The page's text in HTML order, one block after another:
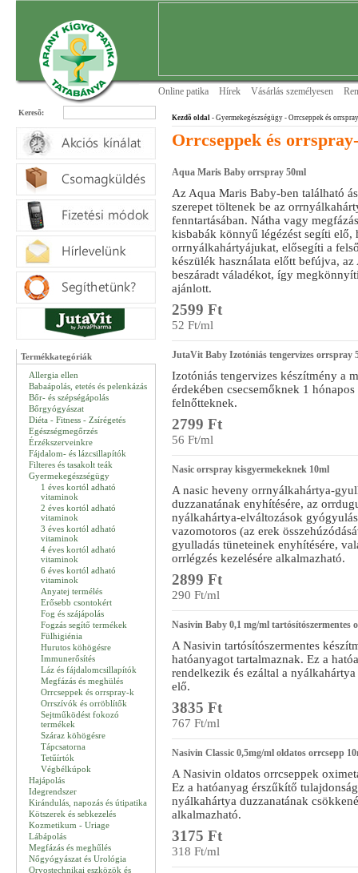
Online patika Hírek Vásárlás személyesen
Keresõ:
Termékkategóriák
Allergia ellen
Babaápolás, etetés és pelenkázás
Bőr- és szépségápolás
Bőrgyógyászat
Diéta - Fitness - Zsírégetés
Egészségmegőrzés
Érzékszerveinkre
Fájdalom- és lázcsillapítók
Filteres és tasakolt teák
Gyermekegészségügy
1 éves kortól adható
vitaminok
2 éves kortól adható
vitaminok
3 éves kortól adható
vitaminok
4 éves kortól adható
vitaminok
6 éves kortól adható
vitaminok
Anyatej termélés
Erősebb csontokért
Fog és szájápolás
Fogzás segítő termékek
Fülhigiénia
Hurutos köhögésre
Immunerősítés
Láz és fájdalomcsillapítók
Megfázás és meghülés
Orrcseppek és orrspray-k
Orrszívók és orröblítők
Sejtműködést fokozó
termékek
Száraz köhögésre
Tápcsatorna
Tetűírtók
Végbélkúpok
Hajápolás
Idegrendszer
Kirándulás, napozás és útipatika
Kötszerek és sebkezelés
Kozmetikum - Uriage
Lábápolás
Megfázás és meghűlés
Nőgyógyászat és Urológia
Orvostechnikai eszközök és
Kezdõ oldal - Gyermekegészségügy - Orrcseppek és
Orrcseppek és
Aqua Maris Baby orrspray 50ml
Az Aqua Maris Baby-ben található
szerepet töltenek be az
fenntartásában. Nátha vagy
kisbabák könnyű légézést segíti elő,
orrnyálkahártyájukat, elősegíti a
készülék használata előtt befújva,
beszáradt váladékot, így
ajánlott.
2599 Ft
52 Ft/ml
JutaVit Baby Izotóniás tengervizes orrspray
Izotóniás tengervizes készítmény a
érdekében csecsemőknek 1
felnőtteknek.
2799 Ft
56 Ft/ml
Nasic orrspray kisgyermekeknek 10ml
A nasic heveny orrnyálkahártya-
duzzanatának enyhítésére, az
nyálkahártya-elváltozások
vazomotoros (az erek
gyulladás tüneteinek enyhítésére,
orrlégzés kezelésére alkalmazható.
2899 Ft
290 Ft/ml
Nasivin Baby 0,1 mg/ml tartósítószermentes
A Nasivin tartósítószermentes
hatóanyagot tartalmaznak. Ez a
rendelkezik és ezáltal a
elő.
3835 Ft
767 Ft/ml
Nasivin Classic 0,5mg/ml oldatos orrcsepp
A Nasivin oldatos orrcseppek
Ez a hatóanyag érszűkítő
nyálkahártya duzzanatának
alkalmazható.
3175 Ft
318 Ft/ml